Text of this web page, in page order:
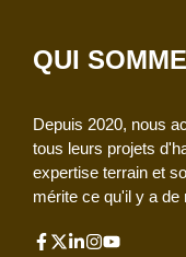
QUI
Depuis 2020, nous
tous leurs projets
expertise terrain et
mérite ce qu'il y a de